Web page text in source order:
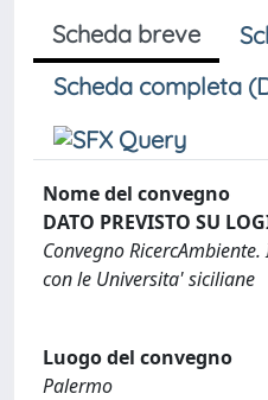
Scheda breve
Scheda completa
Nome del convegno
DATO PREVISTO SU
Convegno
con le Universita' siciliane
Luogo del convegno
Palermo